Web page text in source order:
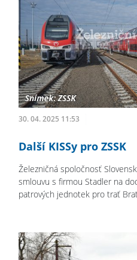
30. 04. 2025 11:53
Další KISSy pro ZSSK
Železničná spoločnosť
smlouvu s firmou Stadler na
patrových jednotek pro trať